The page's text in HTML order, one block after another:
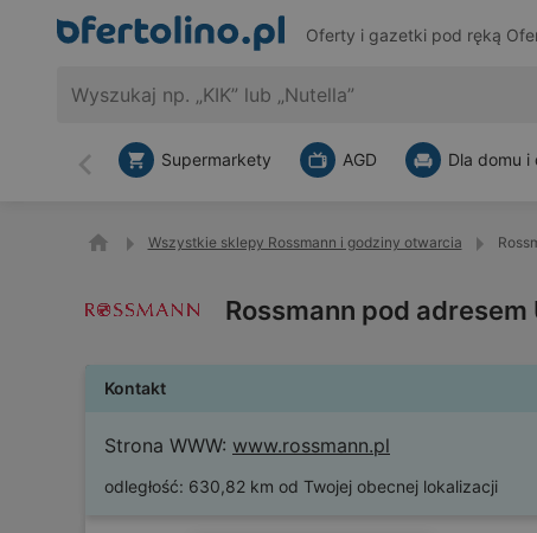
Oferty i gazetki pod ręką
Wstecz
Supermarkety AGD Dla domu i
Wszystkie sklepy Rossmann i godziny otwarcia
Rossmann pod
Kontakt
Strona WWW: www.rossmann.pl
odległość: 630,82 km od Twojej obecnej lokalizacji